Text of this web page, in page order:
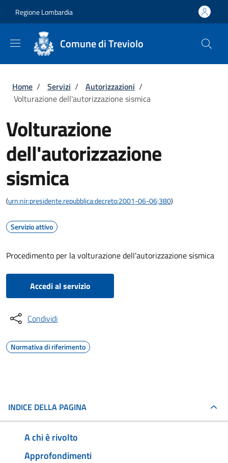
Regione Lombardia
Comune di Treviolo
Briciole di pane
Home / Servizi / Autorizzazioni /
Volturazione dell'autorizzazione sismica
Volturazione
dell'autorizzazione
sismica
(urn:nir:presidente.repubblica:decreto:2001-06-06;380)
Servizio attivo
Procedimento per la volturazione dell'autorizzazione sismica
Accedi al servizio
Condividi
Normativa di riferimento
INDICE DELLA PAGINA
A chi è rivolto
Approfondimenti